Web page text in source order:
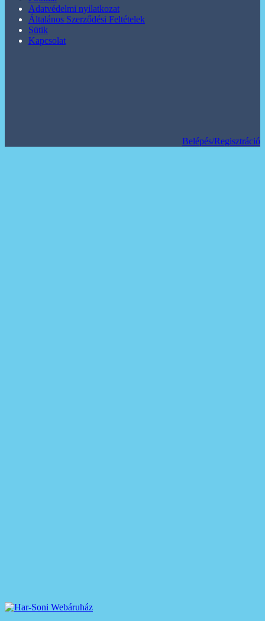
Adatvédelmi nyilatkozat
Általános Szerződési Feltételek
Sütik
Kapcsolat
Belépés/Regisztráció